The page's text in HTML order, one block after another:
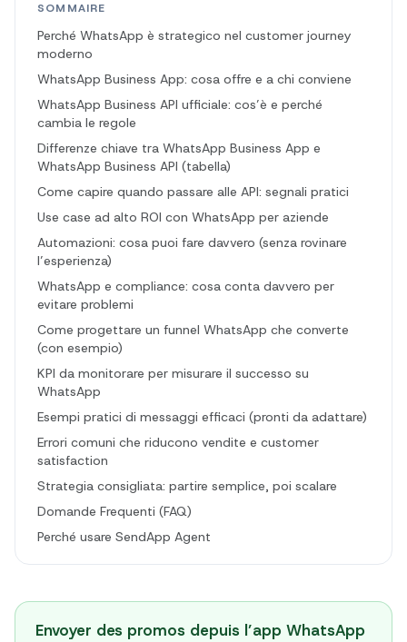
SOMMAIRE
Perché WhatsApp è strategico nel customer journey
moderno
WhatsApp Business App: cosa offre e a chi conviene
WhatsApp Business API ufficiale: cos’è e perché
cambia le regole
Differenze chiave tra WhatsApp Business App e
WhatsApp Business API (tabella)
Come capire quando passare alle API: segnali pratici
Use case ad alto ROI con WhatsApp per aziende
Automazioni: cosa puoi fare davvero (senza rovinare
l’esperienza)
WhatsApp e compliance: cosa conta davvero per
evitare problemi
Come progettare un funnel WhatsApp che converte
(con esempio)
KPI da monitorare per misurare il successo su
WhatsApp
Esempi pratici di messaggi efficaci (pronti da adattare)
Errori comuni che riducono vendite e customer
satisfaction
Strategia consigliata: partire semplice, poi scalare
Domande Frequenti (FAQ)
Perché usare SendApp Agent
Envoyer des promos depuis l’app WhatsApp